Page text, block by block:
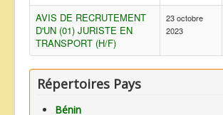
AVIS DE RECRUTEMENT
D'UN (01) JURISTE EN
TRANSPORT (H/F)
23 octobre
2023
Répertoires Pays
Bénin